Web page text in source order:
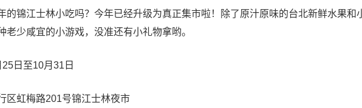
锦江士林小吃吗？今年已经升级为真正集市啦！除了原汁原味的台北新鲜水果和
老少咸宜的小游戏，没准还有小礼物拿哟。
日至10月31日
虹梅路201号锦江士林夜市